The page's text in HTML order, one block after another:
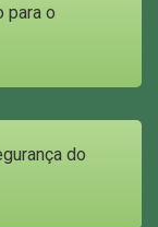
para o
do